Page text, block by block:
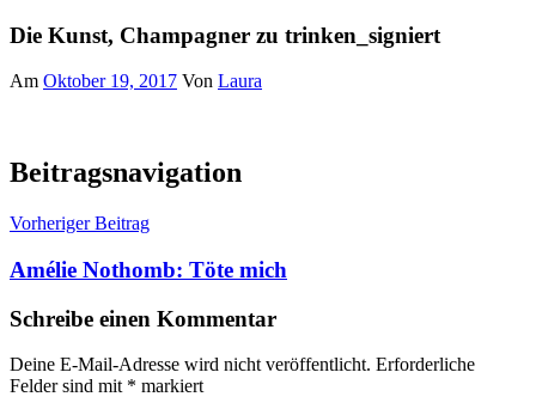
Die Kunst, Champagner zu trinken_signiert
Am Oktober 19, 2017 Von Laura
Beitragsnavigation
Vorheriger Beitrag
Amélie Nothomb: Töte mich
Schreibe einen Kommentar
Deine E-Mail-Adresse wird nicht veröffentlicht. Erforderliche
Felder sind mit * markiert